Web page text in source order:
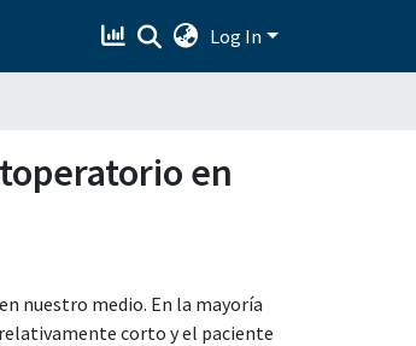
Log In
en
nuestro medio. En la mayoría
corto y el paciente